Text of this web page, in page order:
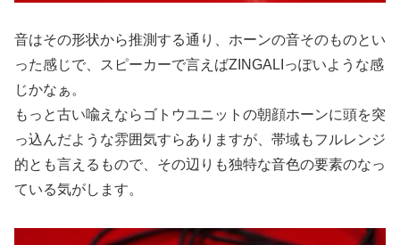
音はその形状から推測する通り、ホーンの音そのものとい
った感じで、スピーカーで言えばZINGALIっぽいような感
じかなぁ。
もっと古い喩えならゴトウユニットの朝顔ホーンに頭を突
っ込んだような雰囲気すらありますが、帯域もフルレンジ
的とも言えるもので、その辺りも独特な音色の要素のなっ
ている気がします。